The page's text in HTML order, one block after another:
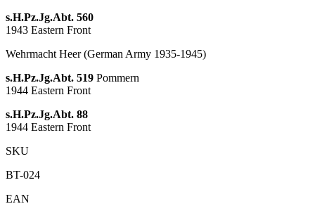
s.H.Pz.Jg.Abt. 560
1943 Eastern Front
Wehrmacht Heer(German Army 1935-1945)
s.H.Pz.Jg.Abt. 519 Pommern
1944 Eastern Front
s.H.Pz.Jg.Abt. 88
1944 Eastern Front
SKU
BT-024
EAN